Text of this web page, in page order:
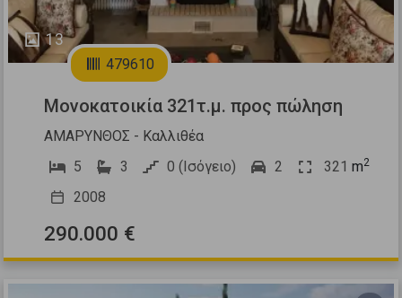
13
479610
Μονοκατοικία 321τ.μ. προς πώληση
ΑΜΑΡΥΝΘΟΣ - Καλλιθέα
5
3 0 (Ισόγειο) 2 321 m2
2008
290.000 €